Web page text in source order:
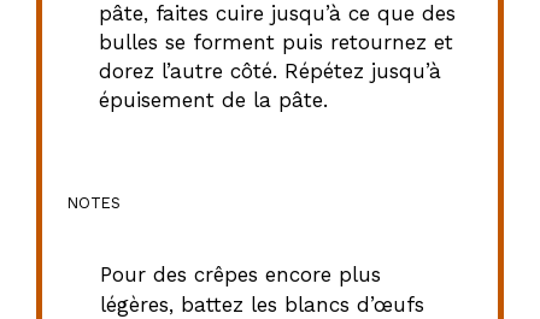
pâte, faites cuire jusqu’à ce que des
bulles se forment puis retournez et
dorez l’autre côté. Répétez jusqu’à
épuisement de la pâte.
NOTES
Pour des crêpes encore plus
légères, battez les blancs d’œufs